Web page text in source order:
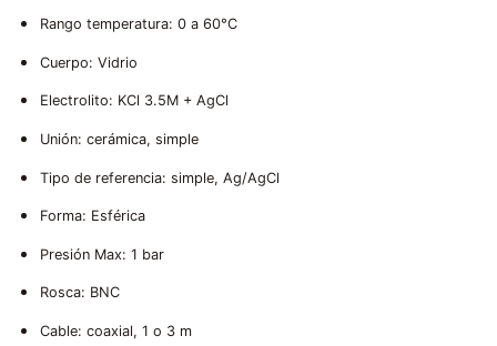
Rango temperatura: 0 a 60°C
Cuerpo: Vidrio
Electrolito: KCl 3.5M + AgCl
Unión: cerámica, simple
Tipo de referencia: simple, Ag/AgCl
Forma: Esférica
Presión Max: 1 bar
Rosca: BNC
Cable: coaxial, 1 o 3 m